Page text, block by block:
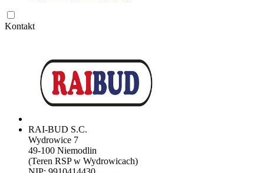
Kontakt
RAI-BUD S.C.
Wydrowice 7
49-100 Niemodlin
(Teren RSP w Wydrowicach)